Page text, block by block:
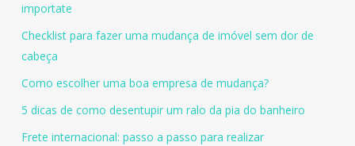
importate
Checklist para fazer uma mudança de imóvel sem dor de
cabeça
Como escolher uma boa empresa de mudança?
5 dicas de como desentupir um ralo da pia do banheiro
Frete internacional: passo a passo para realizar